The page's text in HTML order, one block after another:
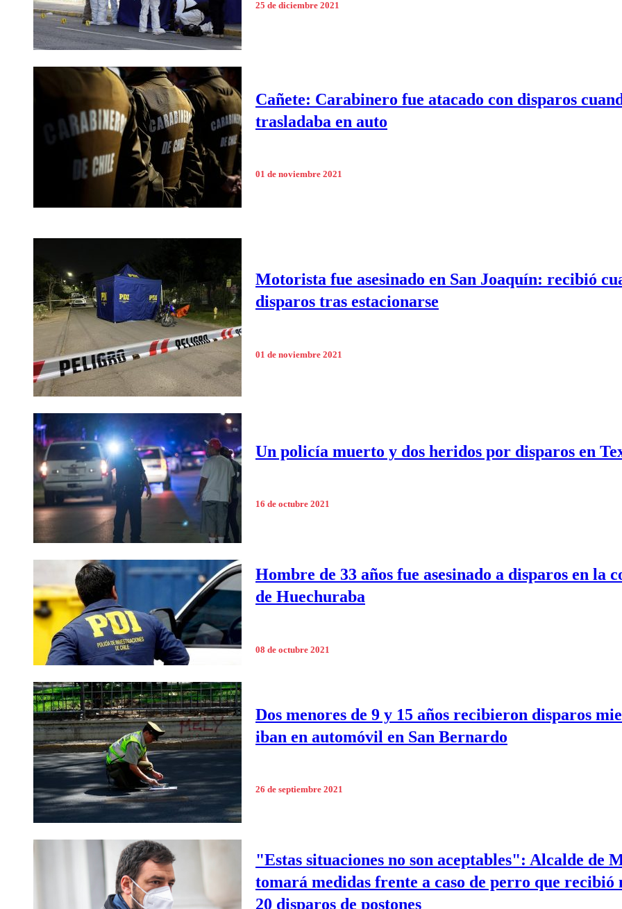
25 de diciembre 2021
Cañete: Carabinero fue atacado con disparos
trasladaba en auto
01 de noviembre 2021
Motorista fue asesinado en San Joaquín: recibió
disparos tras estacionarse
01 de noviembre 2021
Un policía muerto y dos heridos por disparos en
16 de octubre 2021
Hombre de 33 años fue asesinado a disparos en la
de Huechuraba
08 de octubre 2021
Dos menores de 9 y 15 años recibieron disparos
iban en automóvil en San Bernardo
26 de septiembre 2021
"Estas situaciones no son aceptables": Alcalde de
tomará medidas frente a caso de perro que recibió
20 disparos de postones